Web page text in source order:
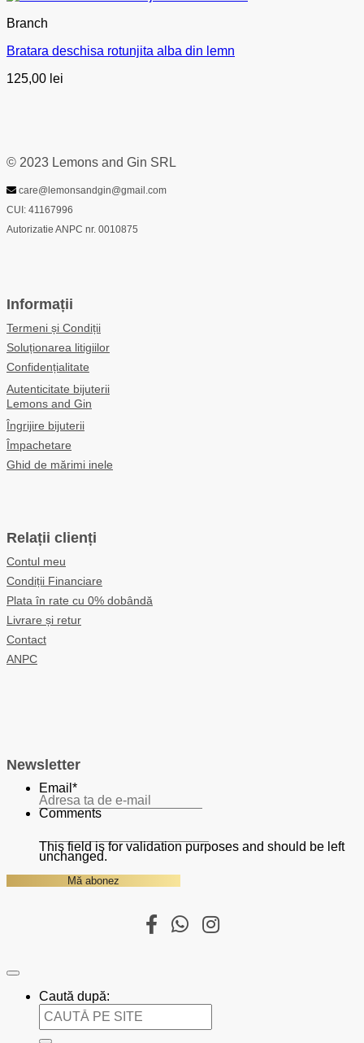
Branch
Bratara deschisa rotunjita alba din lemn
125,00 lei
© 2023 Lemons and Gin SRL
care@lemonsandgin@gmail.com
CUI: 41167996
Autorizatie ANPC nr. 0010875
Informații
Termeni și Condiții
Soluționarea litigiilor
Confidențialitate
Autenticitate bijuterii
Lemons and Gin
Îngrijire bijuterii
Împachetare
Ghid de mărimi inele
Relații clienți
Contul meu
Condiții Financiare
Plata în rate cu 0% dobândă
Livrare și retur
Contact
ANPC
Newsletter
Email *
Comments
This field is for validation purposes and should be left
unchanged.
Caută după: